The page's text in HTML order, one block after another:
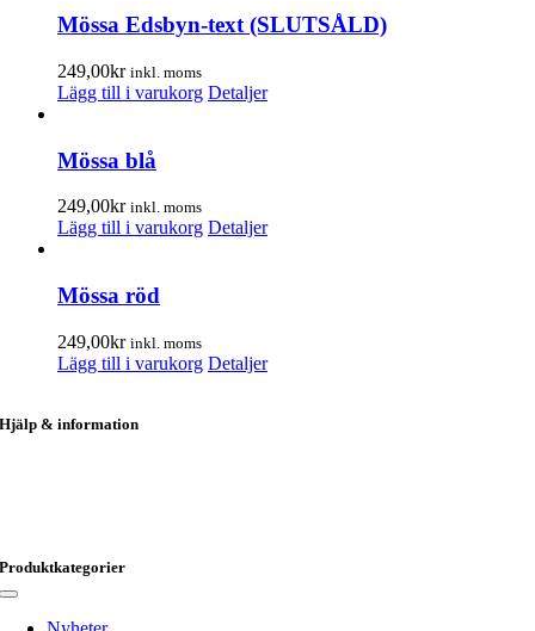
Mössa Edsbyn-text (SLUTSÅLD)
249,00kr inkl. moms
Lägg till i varukorg Detaljer
Mössa blå
249,00kr inkl. moms
Lägg till i varukorg Detaljer
Mössa röd
249,00kr inkl. moms
Lägg till i varukorg Detaljer
Hjälp & information
Produktkategorier
Toggle
Navigation